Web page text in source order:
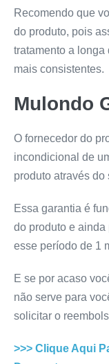
Recomendo que
do produto, pois
tratamento a longa
mais consistentes.
Mulondo
O fornecedor do
incondicional de
produto através do
Essa garantia é
do produto e ainda
esse período de 1
E se por acaso
não serve para
solicitar o
>>> Clique Aqui